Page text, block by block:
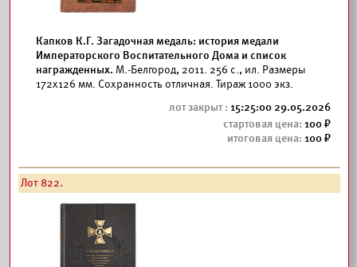
Капков К.Г. Загадочная медаль: история медали
Императорского Воспитательного Дома и список
награжденных. М.-Белгород, 2011. 256 с., ил. Размеры
172x126 мм. Сохранность отличная. Тираж 1000 экз.
15:25:00 29.05.2026
100
100
Лот 822.